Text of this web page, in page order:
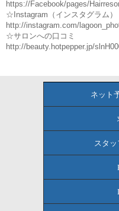
https://Facebook/pages/
☆Instagram（インスタグラム）
http://instagram.com/
☆サロンへの口コミ
http://beauty.hotpepper.jp/
ネット
スタ